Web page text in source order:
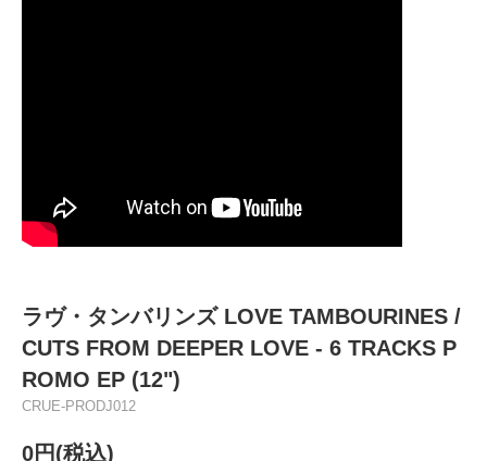
ラヴ・タンバリンズ LOVE TAMBOURINES /
CUTS FROM DEEPER LOVE - 6 TRACKS P
ROMO EP (12")
CRUE-PRODJ012
0円(税込)